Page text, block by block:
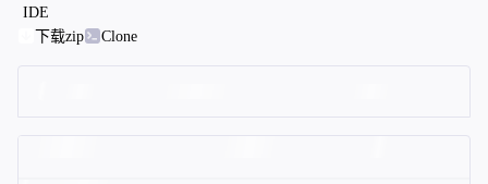
IDE
下载zip
Clone